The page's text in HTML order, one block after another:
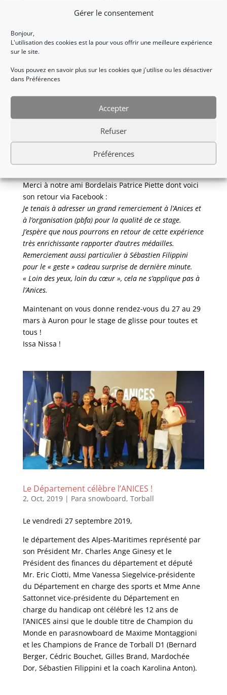
Gérer le consentement
Bonjour,
L'utilisation des cookies est la pour vous offrir une meilleure expérience
sur le site.
Vous pouvez en savoir plus sur les cookies que j'utilise ou les désactiver
dans Préférences
Accepter
Refuser
Préférences
Adepa – Winter Sport Day Chabloz !
Pour cette dernière partie, Marine, Arthur et notre
Patrice niçois étaient de la partie, accompagnés par
dit quelques lignes plutôt, Olivier !
en application toutes les techniques apprises la
De bien bons et beaux moments sportifs et
conviviaux sur la neige grâce au travail de notre
responsable de section snow Patrice Barattero !
Merci à notre ami Bordelais Patrice Piette dont voici
son retour via Facebook :
Je tenais à adresser un grand remerciement à l’Anices et
à l’organisation (pbfa) pour la qualité de ce stage.
J’espère que nous pourrons en retour de cette expérience
très enrichissante rapporter d’autres médailles.
Remerciement aussi particulier à Sébastien Filippini
pour le « geste » cadeau surprise de dernière minute.
« Loin des yeux, loin du cœur », cela ne s’applique pas à
l’Anices.
Maintenant on vous donne rendez-vous du 27 au 29
mars à Auron pour le stage de glisse pour toutes et
tous !
Issa Nissa !
Le Département célèbre l’ANICES !
2, Oct, 2019| Para snowboard, Torball
Le vendredi 27 septembre 2019,
le département des Alpes-Maritimes représenté par
son Président Mr. Charles Ange Ginesy et le
Président des finances du département et député
Mr. Eric Ciotti, Mme Vanessa Siegelvice-présidente
du Département en charge des sports et Mme Anne
Sattonnet vice-présidente du Département en
charge du handicap ont célébré les 12 ans de
l’ANICES ainsi que le double titre de Champion du
Monde en parasnowboard de Maxime Montaggioni
et les Champions de France de Torball D1 (Bernard
Berger, Cédric Bouchet, Gilles Brand, Mardochée
Dor, Sébastien Filippini et la coach Karolina Anton).